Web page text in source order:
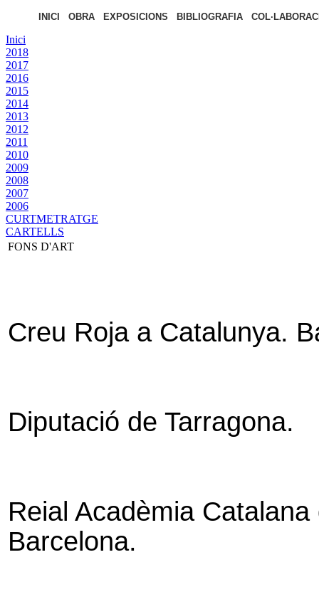
INICI OBRA EXPOSICIONS BIBLIOGRAFIA
Inici
2018
2017
2016
2015
2014
2013
2012
2011
2010
2009
2008
2007
2006
CURTMETRATGE
CARTELLS
FONS D'ART
Creu Roja a Catalunya.
Diputació de Tarragona.
Reial Acadèmia
Barcelona.